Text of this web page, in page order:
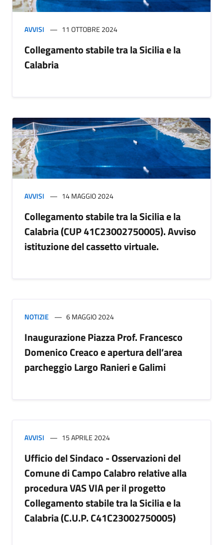
AVVISI 11 OTTOBRE 2024
Collegamento stabile tra la Sicilia e la
Calabria
AVVISI 14 MAGGIO 2024
Collegamento stabile tra la Sicilia e la
Calabria (CUP 41C23002750005). Avviso
istituzione del cassetto virtuale.
NOTIZIE 6 MAGGIO 2024
Inaugurazione Piazza Prof. Francesco
Domenico Creaco e apertura dell’area
parcheggio Largo Ranieri e Galimi
AVVISI 15 APRILE 2024
Ufficio del Sindaco - Osservazioni del
Comune di Campo Calabro relative alla
procedura VAS VIA per il progetto
Collegamento stabile tra la Sicilia e la
Calabria (C.U.P. C41C23002750005)